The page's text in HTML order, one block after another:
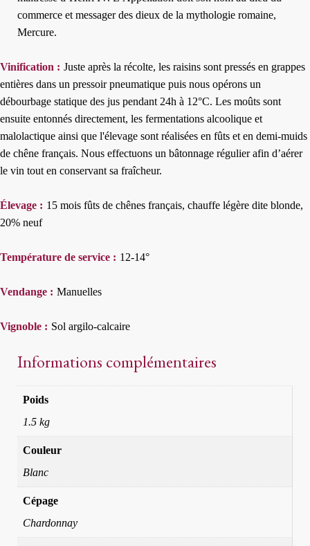
commerce et messager des dieux de la mythologie romaine,
Mercure.
Vinification : Juste après la récolte, les raisins sont pressés en grappes
entières dans un pressoir pneumatique puis nous opérons un
débourbage statique des jus pendant 24h à 12°C. Les moûts sont
ensuite entonnés directement, les fermentations alcoolique et
malolactique ainsi que l'élevage sont réalisées en fûts et en demi-muids
de chêne français. Nous effectuons un bâtonnage régulier afin d’aérer
le vin tout en conservant sa fraîcheur.
Élevage : 15 mois fûts de chênes français, chauffe légère dite blonde,
20% neuf
Température de service : 12-14°
Vendange : Manuelles
Vignoble : Sol argilo-calcaire
Informations complémentaires
Poids
1.5 kg
Couleur
Blanc
Cépage
Chardonnay